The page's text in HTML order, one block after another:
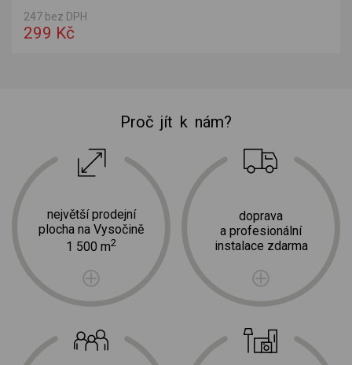
247 bez DPH
299 Kč
Proč jít k nám?
největší prodejní
plocha na Vysočině
1 500 m2
doprava
a profesionální
instalace zdarma